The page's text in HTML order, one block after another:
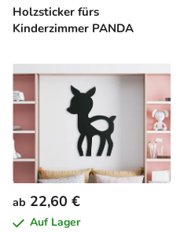
Holzsticker fürs
Kinderzimmer PANDA
ab 22,60 €
Auf Lager